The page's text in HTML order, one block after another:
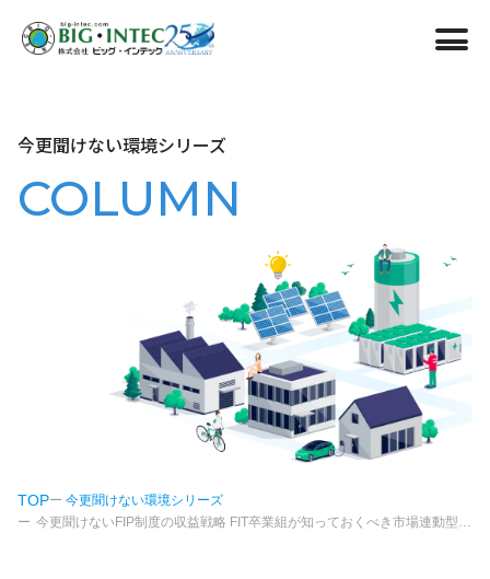
2030年に向けて
今更聞けない環境シリーズ
COLUMN
TOP
今更聞けない環境シリーズ
今更聞けないFIP制度の収益戦略 FIT卒業組が知っておくべき市場連動型ビジネスの勝ち筋とリスクヘッジ